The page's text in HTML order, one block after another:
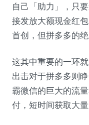
自己「助力」，只
接发放大额现金红
首创，但拼多多的
这其中重要的一环
出击对于拼多多则
霸微信的巨大的流
付，短时间获取大量